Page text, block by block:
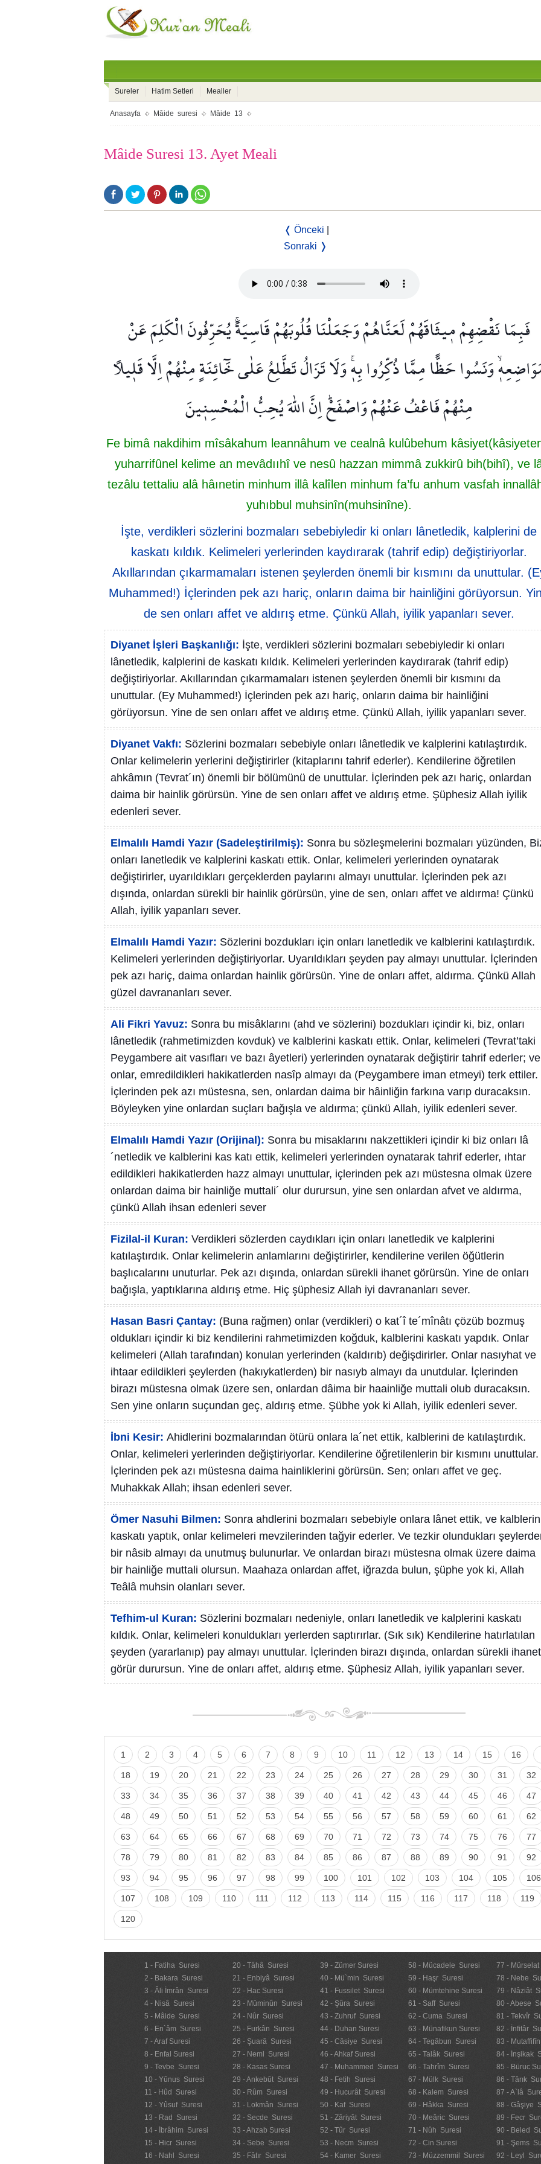
Sureler Hatim Setleri Mealler
Anasayfa Mâide suresi Mâide 13
Mâide Suresi 13. Ayet Meali
❬ Önceki
Sonraki ❭
فَبِمَا نَقْضِهِمْ م۪يثَاقَهُمْ لَعَنَّاهُمْ وَجَعَلْنَا قُلُوبَهُمْ قَاسِيَةًۚ يُحَرِّفُونَ الْكَلِمَ عَنْ
وَنَسُوا حَظًّا مِمَّا ذُكِّرُوا بِه۪ۚ وَلَا تَزَالُ تَطَّلِعُ عَلٰى خَٓائِنَةٍ مِنْهُمْ اِلَّا قَل۪يلًا
مِنْهُمْ فَاعْفُ عَنْهُمْ وَاصْفَحْۜ اِنَّ اللّٰهَ يُحِبُّ الْمُحْسِن۪ينَ
Fe bimâ nakdihim mîsâkahum leannâhum ve cealnâ kulûbehum
yuharrifûnel kelime an mevâdııhî ve nesû hazzan mimmâ zukkirû bih(bihî), ve
tezâlu tettaliu alâ hâınetin minhum illâ kalîlen minhum fa’fu anhum vasfah
yuhıbbul muhsinîn(muhsinîne).
İşte, verdikleri sözlerini bozmaları sebebiyledir ki onları lânetledik, kalplerini de
kaskatı kıldık. Kelimeleri yerlerinden kaydırarak (tahrif edip) değiştiriyorlar.
Akıllarından çıkarmamaları istenen şeylerden önemli bir kısmını da unuttular.
Muhammed!) İçlerinden pek azı hariç, onların daima bir hainliğini görüyorsun.
de sen onları affet ve aldırış etme. Çünkü Allah, iyilik yapanları sever.
Diyanet İşleri Başkanlığı: İşte, verdikleri sözlerini bozmaları sebebiyledir ki onları
lânetledik, kalplerini de kaskatı kıldık. Kelimeleri yerlerinden kaydırarak (tahrif edip)
değiştiriyorlar. Akıllarından çıkarmamaları istenen şeylerden önemli bir kısmını da
unuttular. (Ey Muhammed!) İçlerinden pek azı hariç, onların daima bir hainliğini
görüyorsun. Yine de sen onları affet ve aldırış etme. Çünkü Allah, iyilik yapanları sever.
Diyanet Vakfı: Sözlerini bozmaları sebebiyle onları lânetledik ve kalplerini katılaştırdık.
Onlar kelimelerin yerlerini değiştirirler (kitaplarını tahrif ederler). Kendilerine öğretilen
ahkâmın (Tevrat´ın) önemli bir bölümünü de unuttular. İçlerinden pek azı hariç, onlardan
daima bir hainlik görürsün. Yine de sen onları affet ve aldırış etme. Şüphesiz Allah iyilik
edenleri sever.
Elmalılı Hamdi Yazır (Sadeleştirilmiş): Sonra bu sözleşmelerini bozmaları yüzünden,
onları lanetledik ve kalplerini kaskatı ettik. Onlar, kelimeleri yerlerinden oynatarak
değiştirirler, uyarıldıkları gerçeklerden paylarını almayı unuttular. İçlerinden pek azı
dışında, onlardan sürekli bir hainlik görürsün, yine de sen, onları affet ve aldırma! Çünkü
Allah, iyilik yapanları sever.
Elmalılı Hamdi Yazır: Sözlerini bozdukları için onları lanetledik ve kalblerini katılaştırdık.
Kelimeleri yerlerinden değiştiriyorlar. Uyarıldıkları şeyden pay almayı unuttular. İçlerinden
pek azı hariç, daima onlardan hainlik görürsün. Yine de onları affet, aldırma. Çünkü Allah
güzel davrananları sever.
Ali Fikri Yavuz: Sonra bu misâklarını (ahd ve sözlerini) bozdukları içindir ki, biz, onları
lânetledik (rahmetimizden kovduk) ve kalblerini kaskatı ettik. Onlar, kelimeleri (Tevrat’taki
Peygambere ait vasıfları ve bazı âyetleri) yerlerinden oynatarak değiştirir tahrif ederler; ve
onlar, emredildikleri hakikatlerden nasîp almayı da (Peygambere iman etmeyi) terk ettiler.
İçlerinden pek azı müstesna, sen, onlardan daima bir hâinliğin farkına varıp duracaksın.
Böyleyken yine onlardan suçları bağışla ve aldırma; çünkü Allah, iyilik edenleri sever.
Elmalılı Hamdi Yazır (Orijinal): Sonra bu misaklarını nakzettikleri içindir ki biz onları lâ
´netledik ve kalblerini kas katı ettik, kelimeleri yerlerinden oynatarak tahrif ederler, ıhtar
edildikleri hakikatlerden hazz almayı unuttular, içlerinden pek azı müstesna olmak üzere
onlardan daima bir hainliğe muttali´ olur durursun, yine sen onlardan afvet ve aldırma,
çünkü Allah ihsan edenleri sever
Fizilal-il Kuran: Verdikleri sözlerden caydıkları için onları lanetledik ve kalplerini
katılaştırdık. Onlar kelimelerin anlamlarını değiştirirler, kendilerine verilen öğütlerin
başlıcalarını unuturlar. Pek azı dışında, onlardan sürekli ihanet görürsün. Yine de onları
bağışla, yaptıklarına aldırış etme. Hiç şüphesiz Allah iyi davrananları sever.
Hasan Basri Çantay: (Buna rağmen) onlar (verdikleri) o kat´î te´mînâtı çözüb bozmuş
oldukları içindir ki biz kendilerini rahmetimizden koğduk, kalblerini kaskatı yapdık. Onlar
kelimeleri (Allah tarafından) konulan yerlerinden (kaldırıb) değişdirirler. Onlar nasıyhat ve
ihtaar edildikleri şeylerden (hakıykatlerden) bir nasıyb almayı da unutdular. İçlerinden
birazı müstesna olmak üzere sen, onlardan dâima bir haainliğe muttali olub duracaksın.
Sen yine onların suçundan geç, aldırış etme. Şübhe yok ki Allah, iyilik edenleri sever.
İbni Kesir: Ahidlerini bozmalarından ötürü onlara la´net ettik, kalblerini de katılaştırdık.
Onlar, kelimeleri yerlerinden değiştiriyorlar. Kendilerine öğretilenlerin bir kısmını unuttular.
İçlerinden pek azı müstesna daima hainliklerini görürsün. Sen; onları affet ve geç.
Muhakkak Allah; ihsan edenleri sever.
Ömer Nasuhi Bilmen: Sonra ahdlerini bozmaları sebebiyle onlara lânet ettik, ve
kaskatı yaptık, onlar kelimeleri mevzilerinden tağyir ederler. Ve tezkir olundukları
bir nâsib almayı da unutmuş bulunurlar. Ve onlardan birazı müstesna olmak üzere daima
bir hainliğe muttali olursun. Maahaza onlardan affet, iğrazda bulun, şüphe yok ki, Allah
Teâlâ muhsin olanları sever.
Tefhim-ul Kuran: Sözlerini bozmaları nedeniyle, onları lanetledik ve kalplerini kaskatı
kıldık. Onlar, kelimeleri konuldukları yerlerden saptırırlar. (Sık sık) Kendilerine hatırlatılan
şeyden (yararlanıp) pay almayı unuttular. İçlerinden birazı dışında, onlardan sürekli ihanet
görür durursun. Yine de onları affet, aldırış etme. Şüphesiz Allah, iyilik yapanları sever.
1 2 3 4 5 6 7 8 9 10 11 12 13 14 15 16
18 19 20 21 22 23 24 25 26 27 28 29 30 31 32
33 34 35 36 37 38 39 40 41 42 43 44 45 46 47
48 49 50 51 52 53 54 55 56 57 58 59 60 61 62
63 64 65 66 67 68 69 70 71 72 73 74 75 76 77
78 79 80 81 82 83 84 85 86 87 88 89 90 91 92
93 94 95 96 97 98 99 100 101 102 103 104 105 106
107 108 109 110 111 112 113 114 115 116 117 118 119
120
1 - Fatiha Suresi
2 - Bakara Suresi
3 - Âli İmrân Suresi
4 - Nisâ Suresi
5 - Mâide Suresi
6 - En`âm Suresi
7 - Araf Suresi
8 - Enfal Suresi
9 - Tevbe Suresi
10 - Yûnus Suresi
11 - Hûd Suresi
12 - Yûsuf Suresi
13 - Rad Suresi
14 - İbrâhim Suresi
15 - Hicr Suresi
16 - Nahl Suresi
20 - Tâhâ Suresi
21 - Enbiyâ Suresi
22 - Hac Suresi
23 - Müminûn Suresi
24 - Nûr Suresi
25 - Furkân Suresi
26 - Şuarâ Suresi
27 - Neml Suresi
28 - Kasas Suresi
29 - Ankebût Suresi
30 - Rûm Suresi
31 - Lokmân Suresi
32 - Secde Suresi
33 - Ahzab Suresi
34 - Sebe Suresi
35 - Fâtır Suresi
39 - Zümer Suresi
40 - Mü`min Suresi
41 - Fussilet Suresi
42 - Şûra Suresi
43 - Zuhruf Suresi
44 - Duhan Suresi
45 - Câsiye Suresi
46 - Ahkaf Suresi
47 - Muhammed Suresi
48 - Fetih Suresi
49 - Hucurât Suresi
50 - Kaf Suresi
51 - Zâriyât Suresi
52 - Tûr Suresi
53 - Necm Suresi
54 - Kamer Suresi
58 - Mücadele Suresi
59 - Haşr Suresi
60 - Mümtehine Suresi
61 - Saff Suresi
62 - Cuma Suresi
63 - Münafikun Suresi
64 - Tegâbun Suresi
65 - Talâk Suresi
66 - Tahrîm Suresi
67 - Mülk Suresi
68 - Kalem Suresi
69 - Hâkka Suresi
70 - Meâric Suresi
71 - Nûh Suresi
72 - Cin Suresi
73 - Müzzemmil Suresi
77 - Mürselat
78 - Nebe
79 - Nâziât
80 - Abese
81 - Tekvîr
82 - İnfitâr
83 -
84 - İnşikak
85 - Büruc
86 - Târık
87 - A`lâ
88 - Gâşiye
89 - Fecr
90 - Beled
91 - Şems
92 - Leyl